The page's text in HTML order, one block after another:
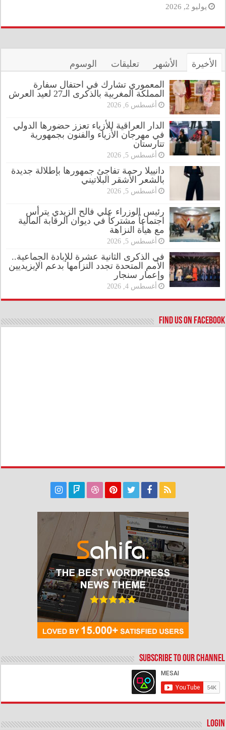
يوليو 2, 2026
الأخيرة الأشهر تعليقات الوسوم
المعموري تشارك في احتفال سفارة
المملكة المغربية بالذكرى الـ27 لعيد العرش
أغسطس 6, 2026
الدار العراقية للأزياء تعزز حضورها الدولي
في مهرجان الأزياء والفنون بجمهورية
تتارستان
أغسطس 5, 2026
دانييلا رحمة تفاجئ جمهورها بإطلالة جديدة
بالشعر الأشقر البلاتيني
أغسطس 5, 2026
رئيس الوزراء علي فالح الزيدي يترأس
اجتماعاً مشتركاً في ديوان الرقابة المالية
مع هيأة النزاهة
أغسطس 5, 2026
في الذكرى الثانية عشرة للإبادة الجماعية..
الأمم المتحدة تجدد التزامها بدعم الإيزيديين
وإعمار سنجار
أغسطس 4, 2026
Find us on Facebook
Subscribe to our Channel
Login